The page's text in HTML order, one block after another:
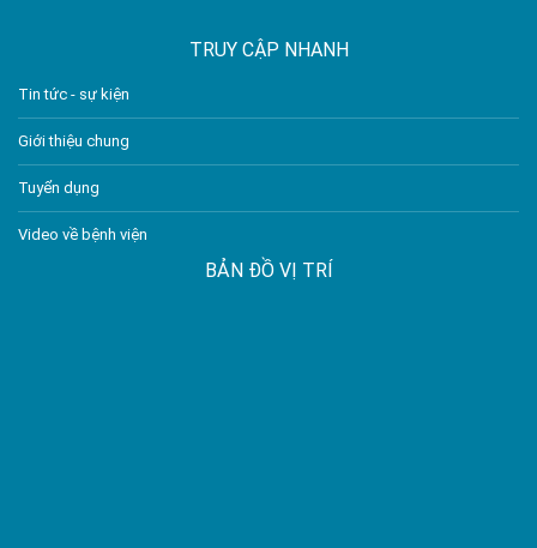
TRUY CẬP NHANH
Tin tức - sự kiện
Giới thiệu chung
Tuyển dụng
Video về bệnh viện
BẢN ĐỒ VỊ TRÍ